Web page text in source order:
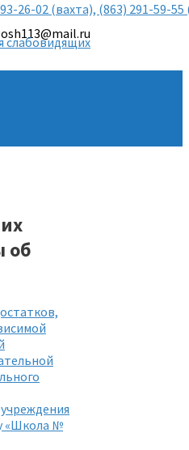
26-02 (вахта), (863) 291-59-
слабовидящих
об
«Школа №